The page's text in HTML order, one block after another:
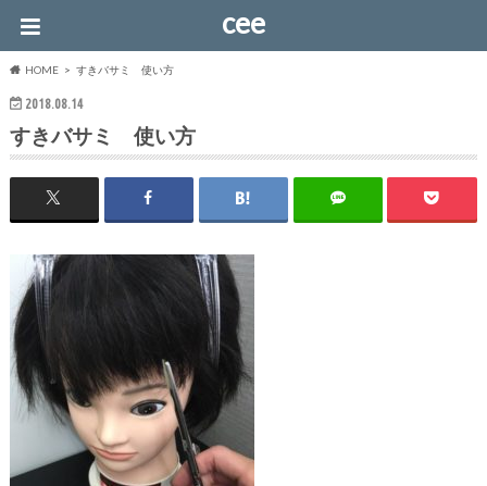
cee
HOME すきバサミ 使い方
2018.08.14
すきバサミ 使い方